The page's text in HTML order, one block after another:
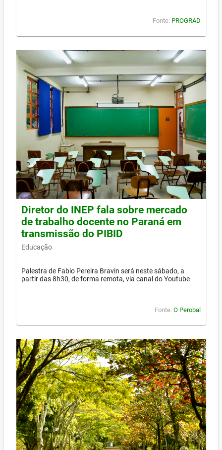
Fonte: PROGRAD
Diretor do INEP fala sobre mercado
de trabalho docente no Paraná em
transmissão do PIBID
Educação
Palestra de Fabio Pereira Bravin será neste sábado, a
partir das 8h30, de forma remota, via canal do Youtube
Fonte: O Perobal